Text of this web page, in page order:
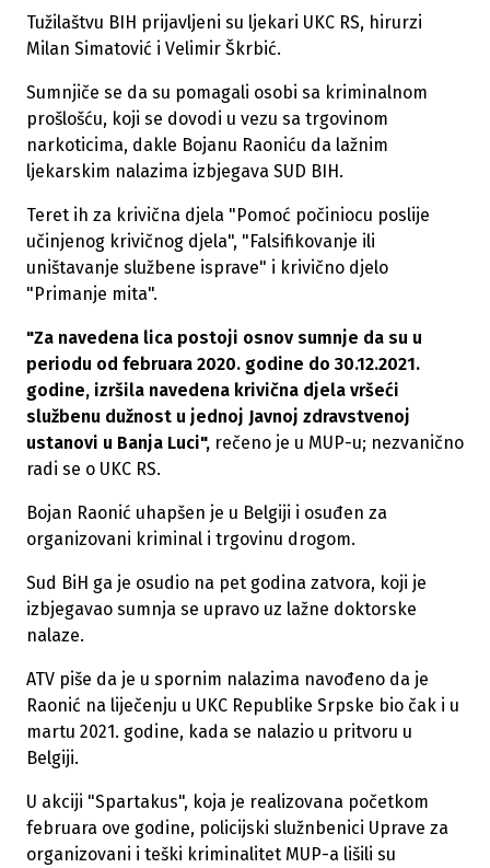
Tužilaštvu BIH prijavljeni su ljekari UKC RS, hirurzi
Milan Simatović i Velimir Škrbić.
Sumnjiče se da su pomagali osobi sa kriminalnom
prošlošću, koji se dovodi u vezu sa trgovinom
narkoticima, dakle Bojanu Raoniću da lažnim
ljekarskim nalazima izbjegava SUD BIH.
Teret ih za krivična djela "Pomoć počiniocu poslije
učinjenog krivičnog djela", "Falsifikovanje ili
uništavanje službene isprave" i krivično djelo
"Primanje mita".
"Za navedena lica postoji osnov sumnje da su u
periodu od februara 2020. godine do 30.12.2021.
godine, izršila navedena krivična djela vršeći
službenu dužnost u jednoj Javnoj zdravstvenoj
ustanovi u Banja Luci", rečeno je u MUP-u; nezvanično
radi se o UKC RS.
Bojan Raonić uhapšen je u Belgiji i osuđen za
organizovani kriminal i trgovinu drogom.
Sud BiH ga je osudio na pet godina zatvora, koji je
izbjegavao sumnja se upravo uz lažne doktorske
nalaze.
ATV piše da je u spornim nalazima navođeno da je
Raonić na liječenju u UKC Republike Srpske bio čak i u
martu 2021. godine, kada se nalazio u pritvoru u
Belgiji.
U akciji "Spartakus", koja je realizovana početkom
februara ove godine, policijski služnbenici Uprave za
organizovani i teški kriminalitet MUP-a lišili su